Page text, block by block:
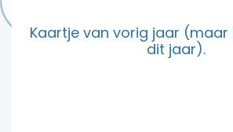
Kaartje van vorig jaar (maar
dit jaar).